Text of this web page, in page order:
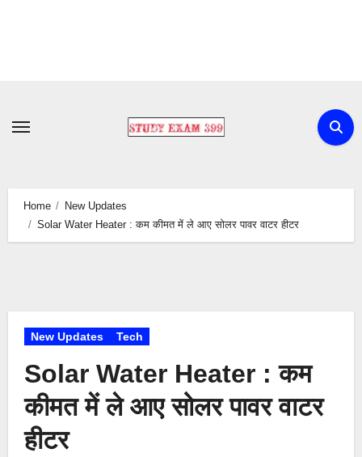
content
Home
New Updates
Solar Water Heater : कम कीमत में ले आए सोलर पावर वाटर हीटर
New Updates Tech
Solar Water Heater : कम
कीमत में ले आए सोलर पावर वाटर
हीटर